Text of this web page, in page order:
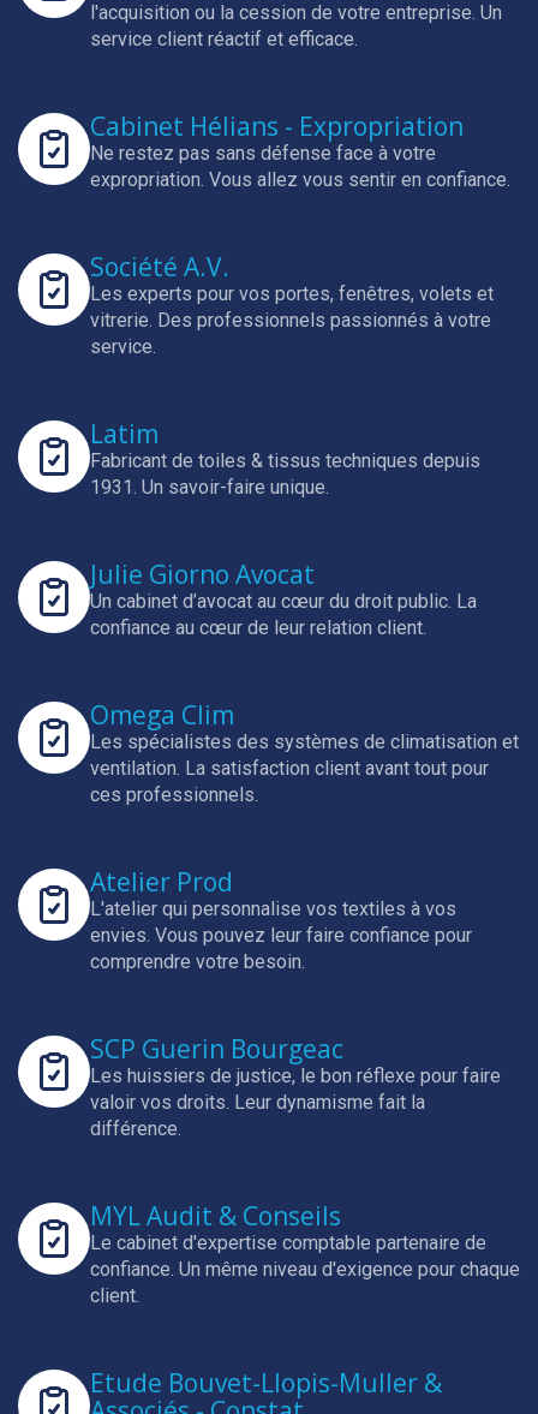
l'acquisition ou la cession de votre entreprise. Un
service client réactif et efficace.
Cabinet Hélians - Expropriation
Ne restez pas sans défense face à votre
expropriation. Vous allez vous sentir en confiance.
Société A.V.
Les experts pour vos portes, fenêtres, volets et
vitrerie. Des professionnels passionnés à votre
service.
Latim
Fabricant de toiles & tissus techniques depuis
1931. Un savoir-faire unique.
Julie Giorno Avocat
Un cabinet d’avocat au cœur du droit public. La
confiance au cœur de leur relation client.
Omega Clim
Les spécialistes des systèmes de climatisation et
ventilation. La satisfaction client avant tout pour
ces professionnels.
Atelier Prod
L'atelier qui personnalise vos textiles à vos
envies. Vous pouvez leur faire confiance pour
comprendre votre besoin.
SCP Guerin Bourgeac
Les huissiers de justice, le bon réflexe pour faire
valoir vos droits. Leur dynamisme fait la
différence.
MYL Audit & Conseils
Le cabinet d'expertise comptable partenaire de
confiance. Un même niveau d'exigence pour chaque
client.
Etude Bouvet-Llopis-Muller &